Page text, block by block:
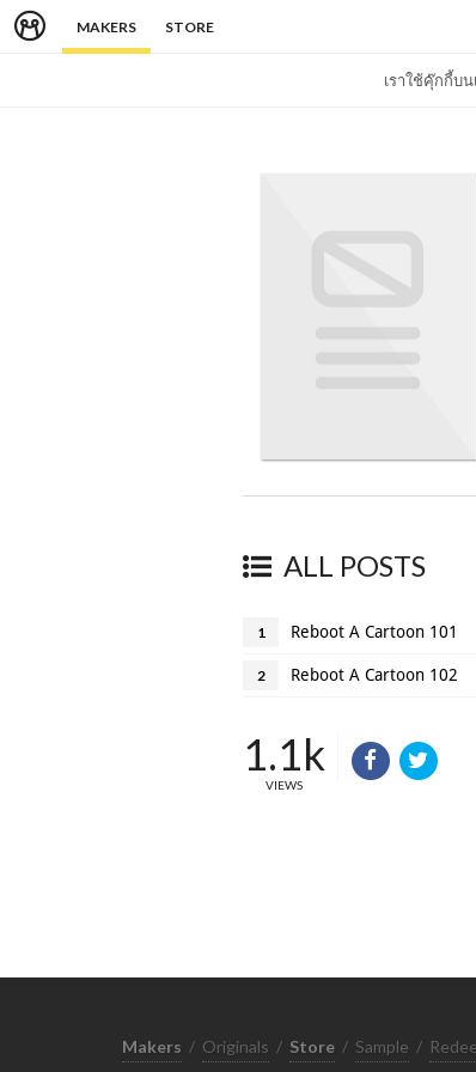
MAKERS STORE
เราใช้คุ๊กกี้บ
ALL POSTS
1 Reboot A Cartoon 101
2 Reboot A Cartoon 102
1.1k
VIEWS
Makers / Originals / Store / Sample /